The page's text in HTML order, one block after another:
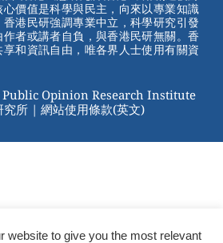
價值是科學與民主，向來以專業知識
港民研強調專業中立，科學研究引發
者或講者自負，與香港民研無關。香
和資訊自由，唯各界人士使用有關資
Opinion Research Institute
究所 | 網站使用條款(英文)
website to give you the most relevant